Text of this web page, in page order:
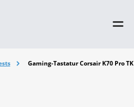
Gaming-Tastatur Corsair K70 Pro